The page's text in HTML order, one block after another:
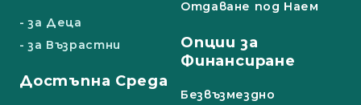
- за Деца
- за Възрастни
Достъпна Среда
Отдаване под Наем
Опции за
Финансиране
Безвъзмездно